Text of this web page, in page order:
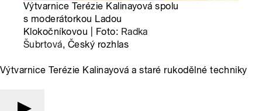
Výtvarnice Terézie Kalinayová spolu
s moderátorkou Ladou
Klokočníkovou | Foto: Radka
Šubrtová, Český rozhlas
Výtvarnice Terézie Kalinayová a staré rukodělné techniky